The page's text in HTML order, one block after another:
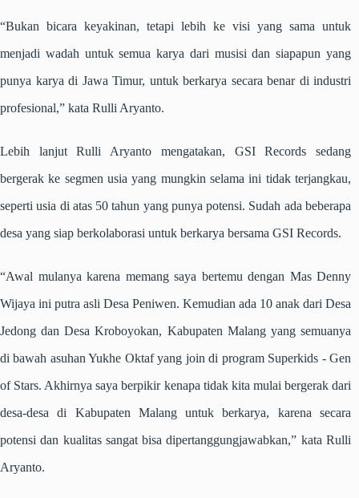
“Bukan bicara keyakinan, tetapi lebih ke visi yang sama untuk
menjadi wadah untuk semua karya dari musisi dan siapapun yang
punya karya di Jawa Timur, untuk berkarya secara benar di industri
profesional,” kata Rulli Aryanto.
Lebih lanjut Rulli Aryanto mengatakan, GSI Records sedang
bergerak ke segmen usia yang mungkin selama ini tidak terjangkau,
seperti usia di atas 50 tahun yang punya potensi. Sudah ada beberapa
desa yang siap berkolaborasi untuk berkarya bersama GSI Records.
“Awal mulanya karena memang saya bertemu dengan Mas Denny
Wijaya ini putra asli Desa Peniwen. Kemudian ada 10 anak dari Desa
Jedong dan Desa Kroboyokan, Kabupaten Malang yang semuanya
di bawah asuhan Yukhe Oktaf yang join di program Superkids - Gen
of Stars. Akhirnya saya berpikir kenapa tidak kita mulai bergerak dari
desa-desa di Kabupaten Malang untuk berkarya, karena secara
potensi dan kualitas sangat bisa dipertanggungjawabkan,” kata Rulli
Aryanto.